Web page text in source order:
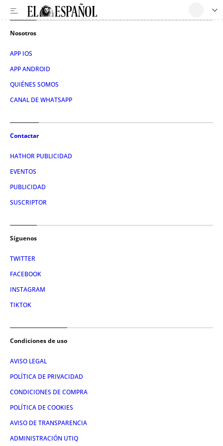
Nosotros
APP IOS
APP ANDROID
QUIÉNES SOMOS
CANAL DE WHATSAPP
Contactar
HATHOR PUBLICIDAD
EVENTOS
PUBLICIDAD
SUSCRIPTOR
Síguenos
TWITTER
FACEBOOK
INSTAGRAM
TIKTOK
Condiciones de uso
AVISO LEGAL
POLÍTICA DE PRIVACIDAD
CONDICIONES DE COMPRA
POLÍTICA DE COOKIES
AVISO DE TRANSPARENCIA
ADMINISTRACIÓN UTIQ